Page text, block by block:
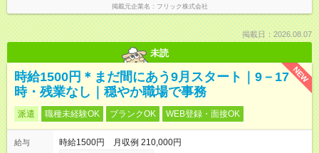
掲載元企業名 フリック株式会社
掲載日：2026.08.07
未読
NEW
時給1500円＊まだ間にあう9月スタート｜9－17
時・残業なし｜穏やか職場で事務
派遣 職種未経験OK ブランクOK WEB登録・面接OK
給与
時給1500円 月収例 210,000円